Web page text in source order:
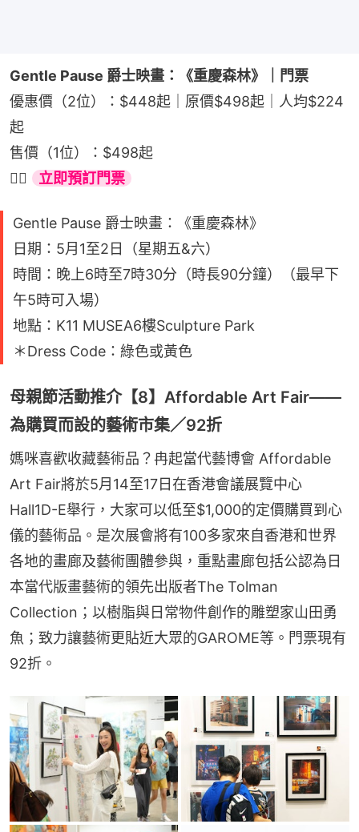
Gentle Pause 爵士映畫：《重慶森林》｜門票
優惠價（2位）：$448起｜原價$498起｜人均$224
起
售價（1位）：$498起
👉🏻
立即預訂門票
Gentle Pause 爵士映畫：《重慶森林》
日期：5月1至2日（星期五&六）
時間：晚上6時至7時30分（時長90分鐘）（最早下
午5時可入場）
地點：K11 MUSEA6樓Sculpture Park
＊Dress Code：綠色或黃色
母親節活動推介【8】Affordable Art Fair——
為購買而設的藝術市集／92折
媽咪喜歡收藏藝術品？冉起當代藝博會 Affordable
Art Fair將於5月14至17日在香港會議展覽中心
Hall1D-E舉行，大家可以低至$1,000的定價購買到心
儀的藝術品。是次展會將有100多家來自香港和世界
各地的畫廊及藝術團體參與，重點畫廊包括公認為日
本當代版畫藝術的領先出版者The Tolman
Collection；以樹脂與日常物件創作的雕塑家山田勇
魚；致力讓藝術更貼近大眾的GAROME等。門票現有
92折。